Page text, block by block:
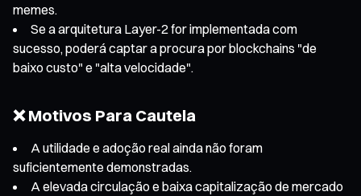
memes.
Se a arquitetura Layer-2 for implementada com
sucesso, poderá captar a procura por blockchains "de
baixo custo" e "alta velocidade".
❌ Motivos Para Cautela
A utilidade e adoção real ainda não foram
suficientemente demonstradas.
A elevada circulação e baixa capitalização de mercado